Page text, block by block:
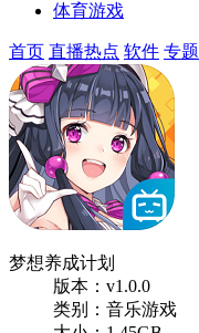
体育游戏
首页 直播热点 软件 专题
梦想养成计划
版本：v1.0.0
类别：音乐游戏